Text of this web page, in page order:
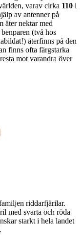
varav cirka 110 i
av antenner på
äter nektar med
(två hos
återfinns på den
finns ofta färgstarka
mot varandra över
riddarfjärilar.
med svarta och röda
starkt i hela landet